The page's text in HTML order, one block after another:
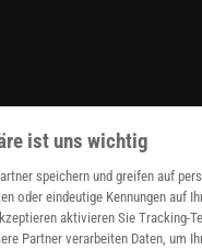
ist uns wichtig
speichern und greifen auf
oder eindeutige Kennungen auf
aktivieren Sie Tracking-
Partner verarbeiten Daten, um